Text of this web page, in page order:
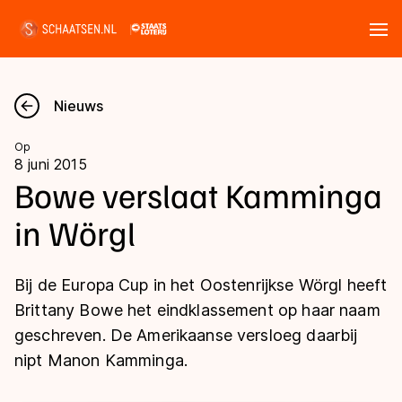
Nieuws
Kalender
Disciplines
Langebaan
Shorttrack
Inlineskaten
Uitslagen
Langebaan
Shorttrack
Tijden & historie
Nieuws
Op
8 juni 2015
Bowe verslaat Kamminga
in Wörgl
Bij de Europa Cup in het Oostenrijkse Wörgl heeft
Brittany Bowe het eindklassement op haar naam
geschreven. De Amerikaanse versloeg daarbij
nipt Manon Kamminga.